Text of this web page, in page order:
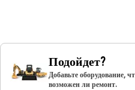
Подойдет?
Добавьте оборудование,
возможен ли ремонт.